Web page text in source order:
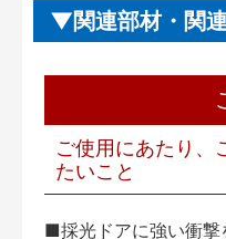
関連部材・関
ご使用にあたり、
たいこと
■採光ドアに強い衝撃